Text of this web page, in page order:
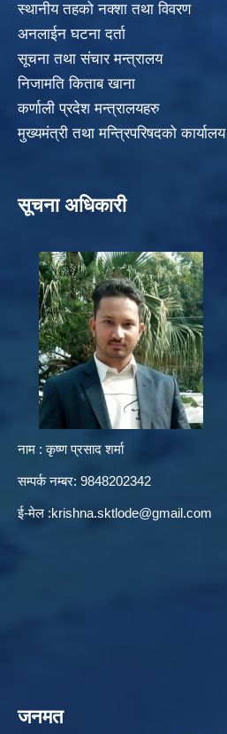
स्थानीय तहको नक्शा तथा विवरण
अनलाईन घटना दर्ता
सूचना तथा संचार मन्त्रालय
निजामति किताब खाना
कर्णाली प्रदेश मन्त्रालयहरु
मुख्यमंत्री तथा मन्त्रिपरिषदको कार्यालय
सूचना अधिकारी
नाम : कृष्ण प्रसाद शर्मा
सम्पर्क नम्बर: 9848202342
ई-मेल :krishna.sktlode@gmail.com
जनमत